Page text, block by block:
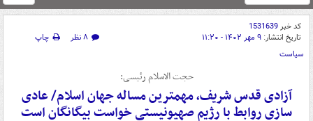
کد خبر1531639
تاریخ انتشار: ۹ مهر ۱۴۰۲ - ۱۱:۲۰ ۸ نظر
چاپ
سیاست
حجت الاسلام رئیسی:
آزادی قدس شریف، مهمترین مساله جهان اسلام/ عادی
سازی روابط با رژیم صهیونیستی خواست بیگانگان است